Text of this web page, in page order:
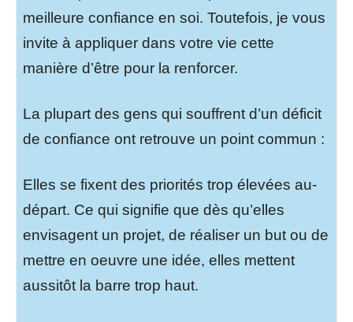
meilleure confiance en soi. Toutefois, je vous
invite à appliquer dans votre vie cette
manière d’être pour la renforcer.
La plupart des gens qui souffrent d’un déficit
de confiance ont retrouve un point commun :
Elles se fixent des priorités trop élevées au-
départ. Ce qui signifie que dès qu’elles
envisagent un projet, de réaliser un but ou de
mettre en oeuvre une idée, elles mettent
aussitôt la barre trop haut.